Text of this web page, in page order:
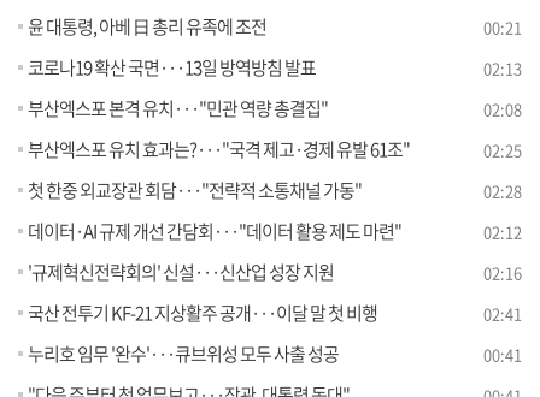
윤 대통령, 아베 日 총리 유족에 조전 00:21
코로나19 확산 국면···13일 방역방침 발표 02:13
부산엑스포 본격 유치···"민관 역량 총결집" 02:08
부산엑스포 유치 효과는?···"국격 제고·경제 유발 61조" 02:25
첫 한중 외교장관 회담···"전략적 소통채널 가동" 02:28
데이터·AI 규제 개선 간담회···"데이터 활용 제도 마련" 02:12
'규제혁신전략회의' 신설···신산업 성장 지원 02:16
국산 전투기 KF-21 지상활주 공개···이달 말 첫 비행 02:41
누리호 임무 '완수'···큐브위성 모두 사출 성공 00:41